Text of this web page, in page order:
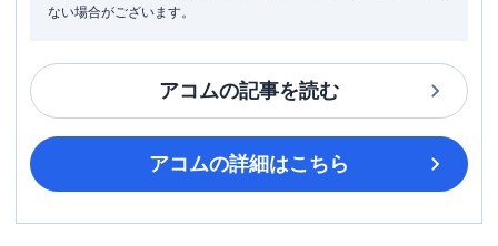
ない場合がございます。
アコムの記事を読む
アコムの詳細はこちら